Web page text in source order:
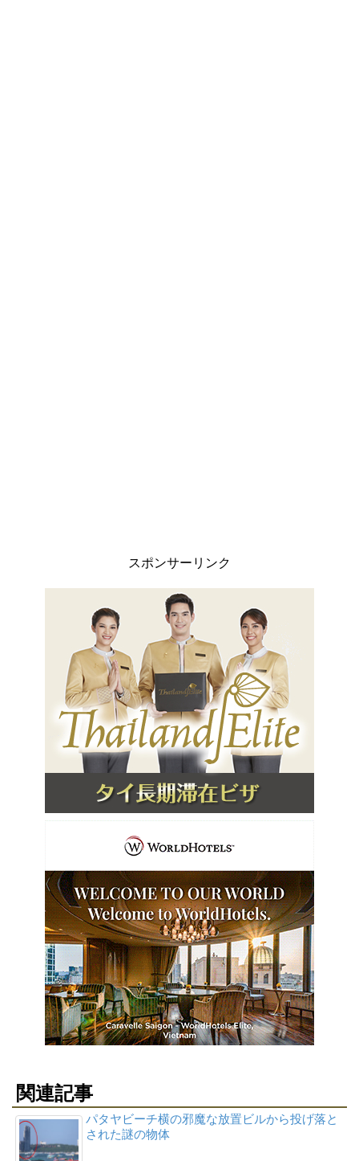
スポンサーリンク
関連記事
パタヤビーチ横の邪魔な放置ビルから投げ落と
された謎の物体